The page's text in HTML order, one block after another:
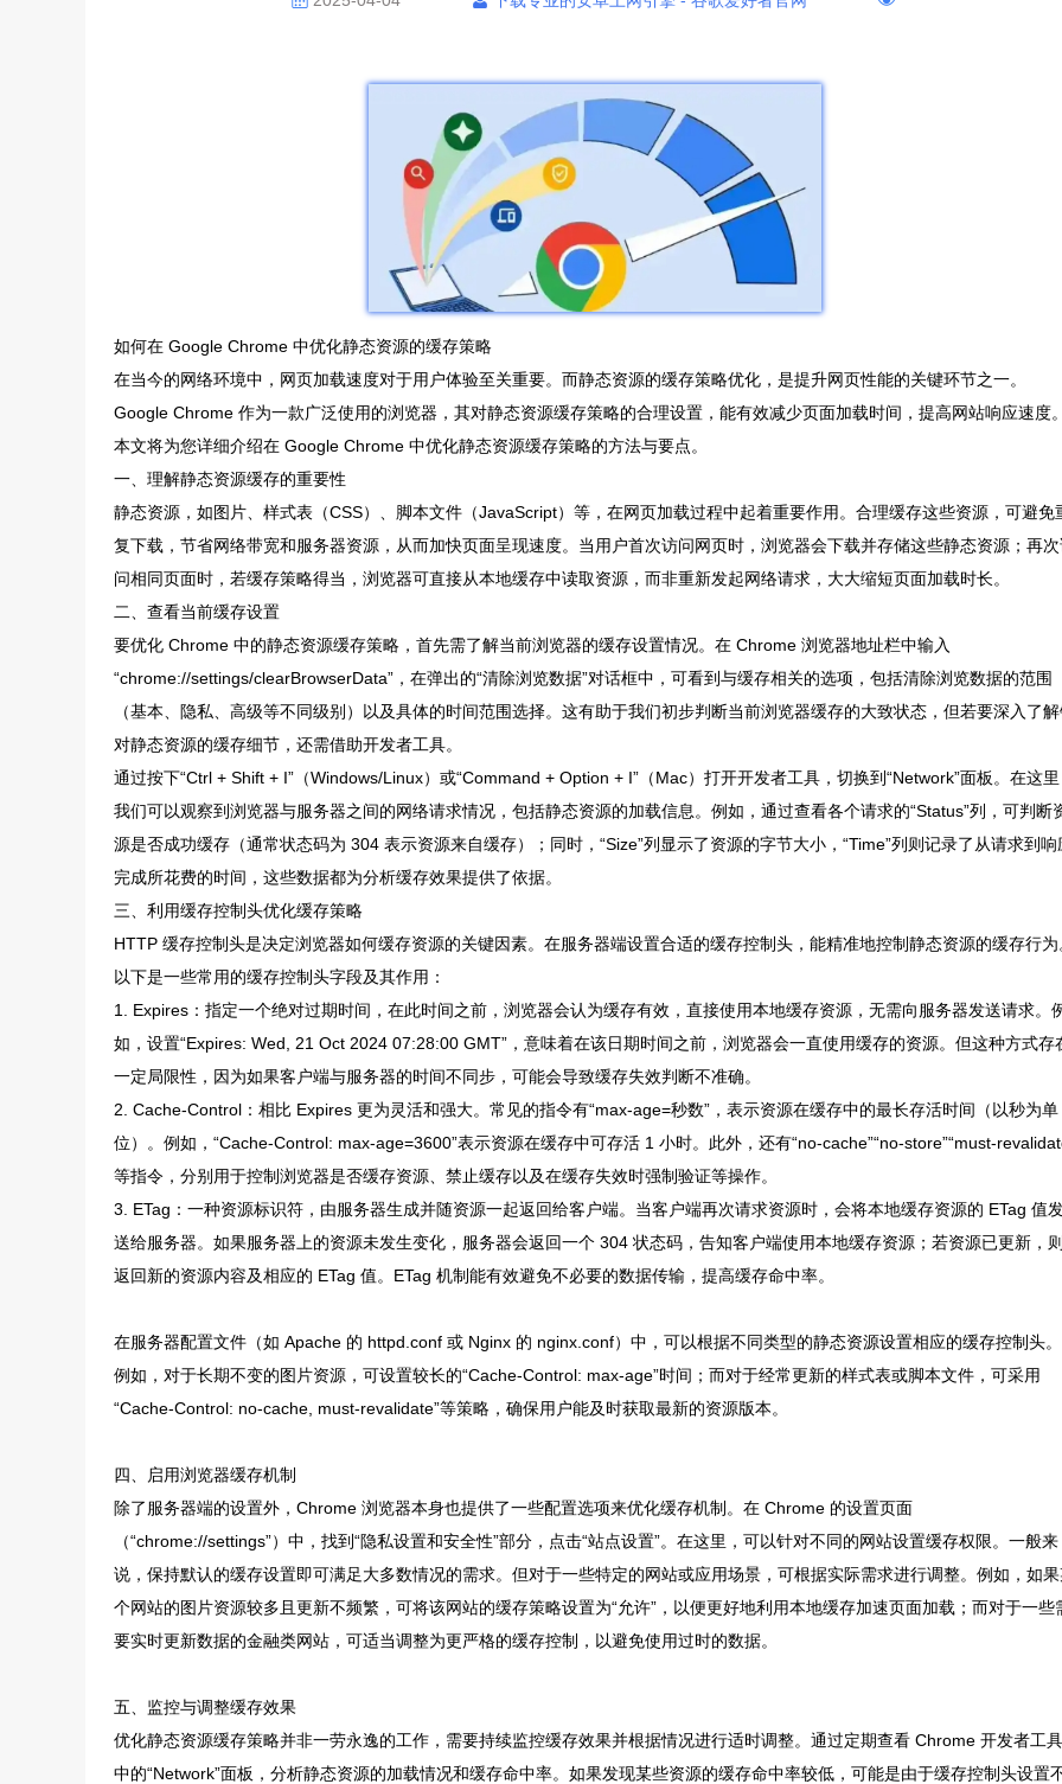
如何在 Google Chrome 中优化静态资源的缓存策略
在当今的网络环境中，网页加载速度对于用户体验至关重要。而静态资源的缓存策略优化，是提升网页性能的关键环节之一。
Google Chrome 作为一款广泛使用的浏览器，其对静态资源缓存策略的合理设置，能有效减少页面加载时间，提高网站响应速度。
本文将为您详细介绍在 Google Chrome 中优化静态资源缓存策略的方法与要点。
一、理解静态资源缓存的重要性
静态资源，如图片、样式表（CSS）、脚本文件（JavaScript）等，在网页加载过程中起着重要作用。合理缓存这些资源，可避免
复下载，节省网络带宽和服务器资源，从而加快页面呈现速度。当用户首次访问网页时，浏览器会下载并存储这些静态资源；再
问相同页面时，若缓存策略得当，浏览器可直接从本地缓存中读取资源，而非重新发起网络请求，大大缩短页面加载时长。
二、查看当前缓存设置
要优化 Chrome 中的静态资源缓存策略，首先需了解当前浏览器的缓存设置情况。在 Chrome 浏览器地址栏中输入
“chrome://settings/clearBrowserData”，在弹出的“清除浏览数据”对话框中，可看到与缓存相关的选项，包括清除浏览数据的范围
（基本、隐私、高级等不同级别）以及具体的时间范围选择。这有助于我们初步判断当前浏览器缓存的大致状态，但若要深入了
对静态资源的缓存细节，还需借助开发者工具。
通过按下“Ctrl + Shift + I”（Windows/Linux）或“Command + Option + I”（Mac）打开开发者工具，切换到“Network”面板。在这里
我们可以观察到浏览器与服务器之间的网络请求情况，包括静态资源的加载信息。例如，通过查看各个请求的“Status”列，可判断
源是否成功缓存（通常状态码为 304 表示资源来自缓存）；同时，“Size”列显示了资源的字节大小，“Time”列则记录了从请求到响
完成所花费的时间，这些数据都为分析缓存效果提供了依据。
三、利用缓存控制头优化缓存策略
HTTP 缓存控制头是决定浏览器如何缓存资源的关键因素。在服务器端设置合适的缓存控制头，能精准地控制静态资源的缓存行为
以下是一些常用的缓存控制头字段及其作用：
1. Expires：指定一个绝对过期时间，在此时间之前，浏览器会认为缓存有效，直接使用本地缓存资源，无需向服务器发送请求。
如，设置“Expires: Wed, 21 Oct 2024 07:28:00 GMT”，意味着在该日期时间之前，浏览器会一直使用缓存的资源。但这种方式存
一定局限性，因为如果客户端与服务器的时间不同步，可能会导致缓存失效判断不准确。
2. Cache-Control：相比 Expires 更为灵活和强大。常见的指令有“max-age=秒数”，表示资源在缓存中的最长存活时间（以秒为单
位）。例如，“Cache-Control: max-age=3600”表示资源在缓存中可存活 1 小时。此外，还有“no-cache”“no-store”“must-
等指令，分别用于控制浏览器是否缓存资源、禁止缓存以及在缓存失效时强制验证等操作。
3. ETag：一种资源标识符，由服务器生成并随资源一起返回给客户端。当客户端再次请求资源时，会将本地缓存资源的 ETag 值
送给服务器。如果服务器上的资源未发生变化，服务器会返回一个 304 状态码，告知客户端使用本地缓存资源；若资源已更新，则
返回新的资源内容及相应的 ETag 值。ETag 机制能有效避免不必要的数据传输，提高缓存命中率。
在服务器配置文件（如 Apache 的 httpd.conf 或 Nginx 的 nginx.conf）中，可以根据不同类型的静态资源设置相应的缓存控制头。
例如，对于长期不变的图片资源，可设置较长的“Cache-Control: max-age”时间；而对于经常更新的样式表或脚本文件，可采用
“Cache-Control: no-cache, must-revalidate”等策略，确保用户能及时获取最新的资源版本。
四、启用浏览器缓存机制
除了服务器端的设置外，Chrome 浏览器本身也提供了一些配置选项来优化缓存机制。在 Chrome 的设置页面
（“chrome://settings”）中，找到“隐私设置和安全性”部分，点击“站点设置”。在这里，可以针对不同的网站设置缓存权限。一般来
说，保持默认的缓存设置即可满足大多数情况的需求。但对于一些特定的网站或应用场景，可根据实际需求进行调整。例如，如
个网站的图片资源较多且更新不频繁，可将该网站的缓存策略设置为“允许”，以便更好地利用本地缓存加速页面加载；而对于一些
要实时更新数据的金融类网站，可适当调整为更严格的缓存控制，以避免使用过时的数据。
五、监控与调整缓存效果
优化静态资源缓存策略并非一劳永逸的工作，需要持续监控缓存效果并根据情况进行适时调整。通过定期查看 Chrome 开发者工具
中的“Network”面板，分析静态资源的加载情况和缓存命中率。如果发现某些资源的缓存命中率较低，可能是由于缓存控制头设置